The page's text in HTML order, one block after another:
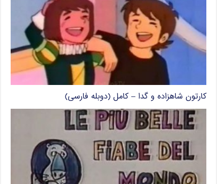
کارتون شاهزاده و گدا – کامل (دوبله فارسی)